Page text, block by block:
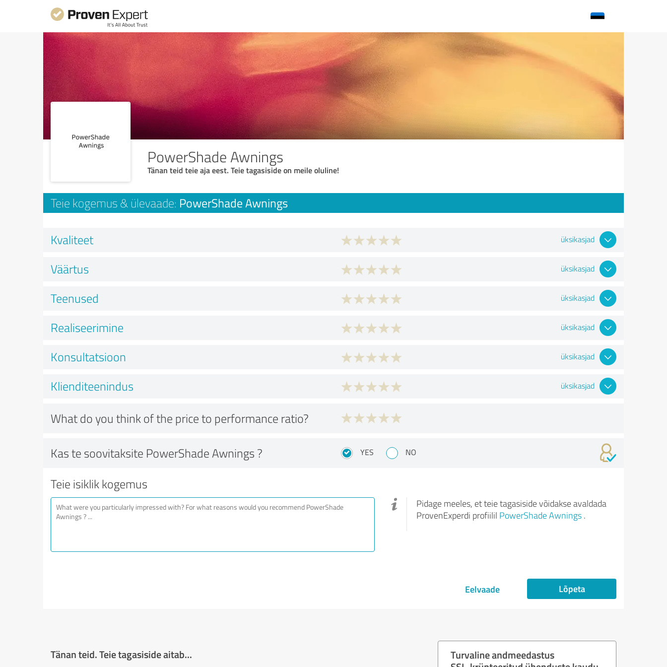
PowerShade Awnings
Tänan teid teie aja eest. Teie tagasiside on meile oluline!
Teie kogemus & ülevaade: PowerShade Awnings
Kvaliteet üksikasjad
Väärtus üksikasjad
Teenused üksikasjad
Realiseerimine üksikasjad
Konsultatsioon üksikasjad
Klienditeenindus üksikasjad
What do you think of the price to performance ratio?
Kas te soovitaksite PowerShade Awnings ? YES NO
Teie isiklik kogemus
Pidage meeles, et teie tagasiside võidakse avaldada
ProvenExperdi profiilil PowerShade Awnings.
Eelvaade Lõpeta
Tänan teid. Teie tagasiside aitab...
Turvaline andmeedastus